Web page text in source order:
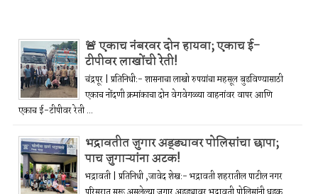
🚨 एकाच नंबरवर दोन हायवा; एकाच ई-
टीपीवर लाखोंची रेती!
चंद्रपूर | प्रतिनिधी:- शासनाचा लाखो रुपयांचा महसूल बुडविण्यासाठी
एकाच नोंदणी क्रमांकाचा दोन वेगवेगळ्या वाहनांवर वापर आणि
एकाच ई-टीपीवर रेती ...
भद्रावतीत जुगार अड्ड्यावर पोलिसांचा छापा;
पाच जुगाऱ्यांना अटक!
भद्रावती | प्रतिनिधी ,जावेद शेख:- भद्रावती शहरातील पाटील नगर